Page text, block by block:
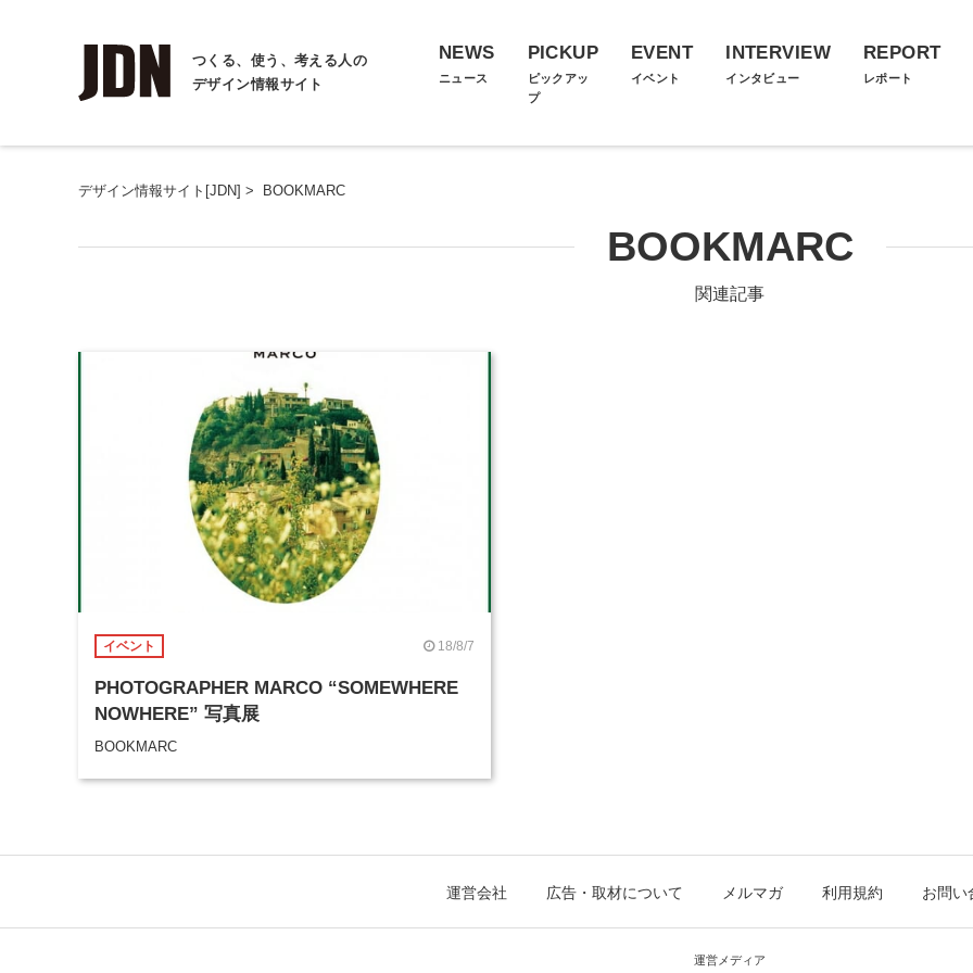
つくる、使う、考える人の
デザイン情報サイト
NEWS
ニュース
PICKUP
ピックアッ
プ
EVENT
イベント
INTERVIEW
インタビュー
REPORT
レポート
デザイン情報サイト[JDN] > BOOKMARC
BOOKMARC
関連記事
イベント 18/8/7
PHOTOGRAPHER MARCO “SOMEWHERE
NOWHERE” 写真展
BOOKMARC
運営会社 広告・取材について メルマガ 利用規約 お問い
運営メディア